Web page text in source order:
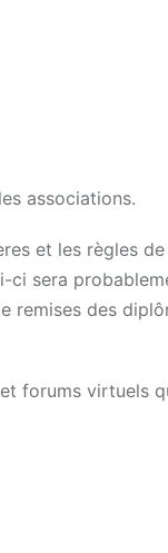
associations.
et les règles
sera
remises des
forums virtuels